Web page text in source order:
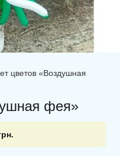
цветов «Воздушная
фея»